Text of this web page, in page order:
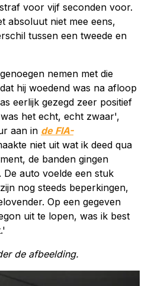
voor vijf seconden voor.
absoluut niet mee eens,
tussen een tweede en
nemen met die
hij woedend was na afloop
eerlijk gezegd zeer positief
het echt, echt zwaar',
aan in de FIA-
niet uit wat ik deed qua
de banden gingen
auto voelde een stuk
nog steeds beperkingen,
Op een gegeven
uit te lopen, was ik best
de afbeelding.